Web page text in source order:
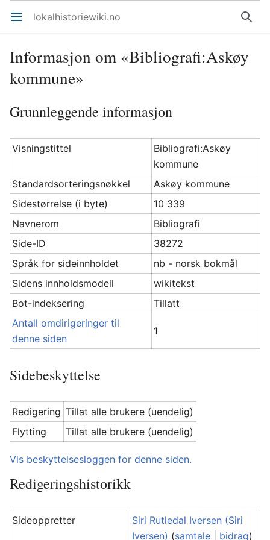
Åpne hovedmenyen lokalhistoriewiki.no Søk
Informasjon om «Bibliografi:Askøy
kommune»
Grunnleggende informasjon
Visningstittel
Bibliografi:Askøy
kommune
Standardsorteringsnøkkel
Askøy kommune
Sidestørrelse (i byte)
10 339
Navnerom
Bibliografi
Side-ID
38272
Språk for sideinnholdet
nb - norsk bokmål
Sidens innholdsmodell
wikitekst
Bot-indeksering
Tillatt
Antall omdirigeringer til
denne siden
1
Sidebeskyttelse
Redigering Tillat alle brukere (uendelig)
Flytting
Tillat alle brukere (uendelig)
Vis beskyttelsesloggen for denne siden.
Redigeringshistorikk
Sideoppretter
Siri Rutledal Iversen (Siri
Iversen) (samtale bidrag)